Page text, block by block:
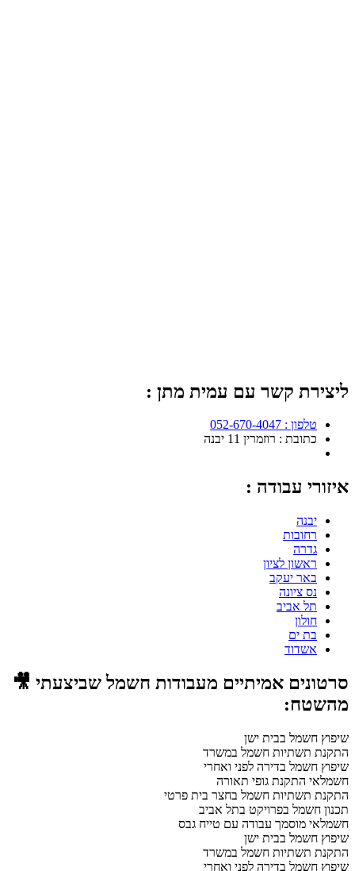
ליצירת קשר עם עמית מתן :
טלפון : 052-670-4047
כתובת : רוזמרין 11 יבנה
איזורי עבודה :
יבנה
רחובות
גדרה
ראשון לציון
באר יעקב
נס ציונה
תל אביב
חולון
בת ים
אשדוד
סרטונים אמיתיים מעבודות חשמל שביצעתי 🎥
מהשטח:
שיפוץ חשמל בבית ישן
התקנת תשתיות חשמל במשרד
שיפוץ חשמל בדירה לפני ואחרי
חשמלאי התקנת גופי תאורה
התקנת תשתיות חשמל בחצר בית פרטי
תכנון חשמל בפרויקט בתל אביב
חשמלאי מוסמך עבודה עם טייח גבס
שיפוץ חשמל בבית ישן
התקנת תשתיות חשמל במשרד
שיפוץ חשמל בדירה לפני ואחרי